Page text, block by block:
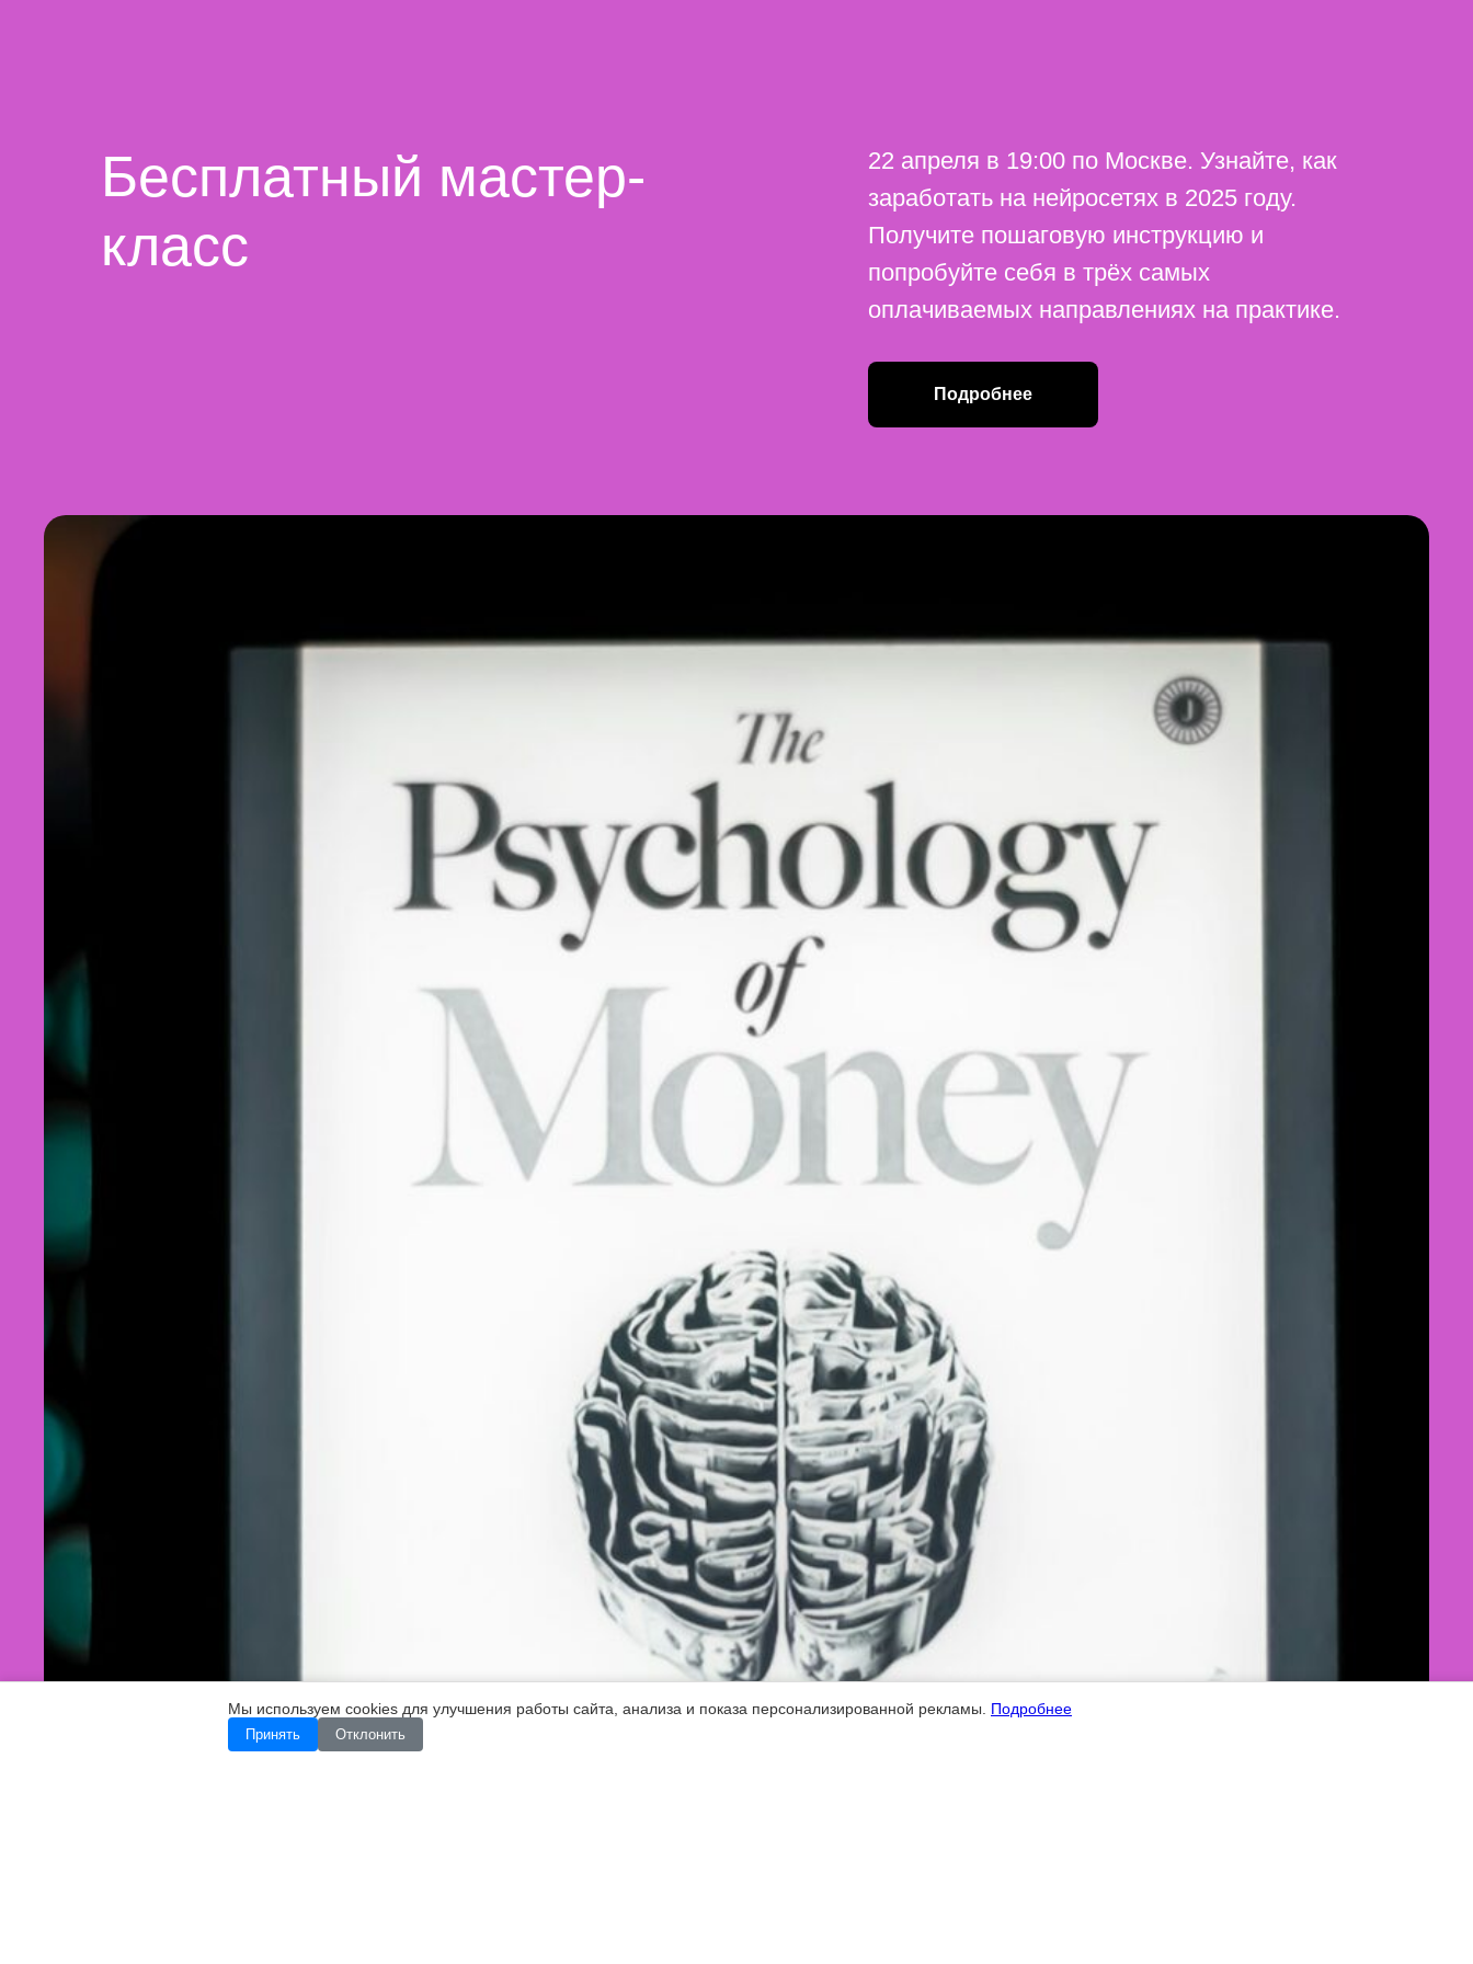
Мы используем cookies для улучшения работы сайта, анализа и показа персонализированной рекламы. Подробнее
Принять Отклонить
Бесплатный мастер-
класс
22 апреля в 19:00 по Москве. Узнайте, как
заработать на нейросетях в 2025 году.
Получите пошаговую инструкцию и
попробуйте себя в трёх самых
оплачиваемых направлениях на практике.
Подробнее